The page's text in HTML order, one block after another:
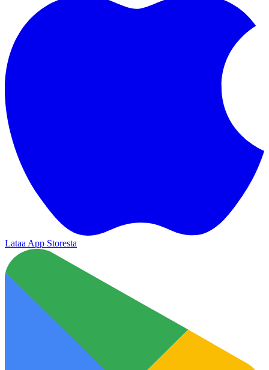
Lataa App Storesta